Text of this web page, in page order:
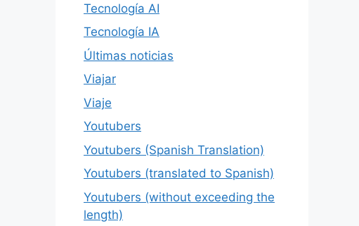
Tecnología AI
Tecnología IA
Últimas noticias
Viajar
Viaje
Youtubers
Youtubers (Spanish Translation)
Youtubers (translated to Spanish)
Youtubers (without exceeding the
length)